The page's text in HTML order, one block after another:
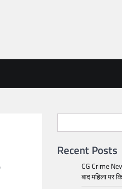
Recent Posts
CG Crime
बाद महिला पर